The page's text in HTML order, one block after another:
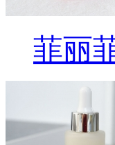
菲丽